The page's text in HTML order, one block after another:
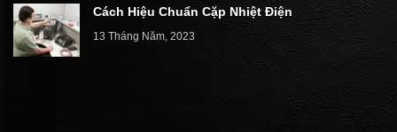
Cách Hiệu Chuẩn Cặp Nhiệt Điện
13 Tháng Năm, 2023